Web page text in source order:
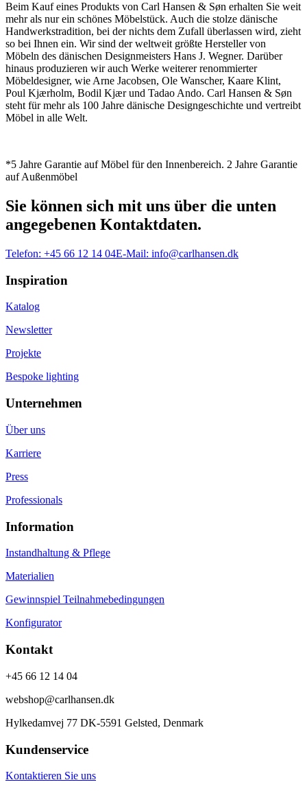
Beim Kauf eines Produkts von Carl Hansen & Søn erhalten Sie weit
mehr als nur ein schönes Möbelstück. Auch die stolze dänische
Handwerkstradition, bei der nichts dem Zufall überlassen wird, zieht
so bei Ihnen ein. Wir sind der weltweit größte Hersteller von
Möbeln des dänischen Designmeisters Hans J. Wegner. Darüber
hinaus produzieren wir auch Werke weiterer renommierter
Möbeldesigner, wie Arne Jacobsen, Ole Wanscher, Kaare Klint,
Poul Kjærholm, Bodil Kjær und Tadao Ando. Carl Hansen & Søn
steht für mehr als 100 Jahre dänische Designgeschichte und vertreibt
Möbel in alle Welt.
*5 Jahre Garantie auf Möbel für den Innenbereich. 2 Jahre Garantie
auf Außenmöbel
Sie können sich mit uns über die unten
angegebenen Kontaktdaten.
Telefon: +45 66 12 14 04E-Mail: info@carlhansen.dk
Inspiration
Katalog
Newsletter
Projekte
Bespoke lighting
Unternehmen
Über uns
Karriere
Press
Professionals
Information
Instandhaltung & Pflege
Materialien
Gewinnspiel Teilnahmebedingungen
Konfigurator
Kontakt
+45 66 12 14 04
webshop@carlhansen.dk
Hylkedamvej 77 DK-5591 Gelsted, Denmark
Kundenservice
Kontaktieren Sie uns